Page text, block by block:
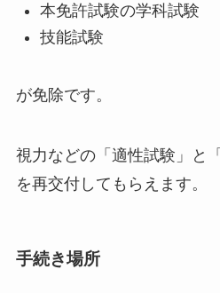
本免許試験の学科試験
技能試験
が免除です。
視力などの「適性試験」と
を再交付してもらえます。
手続き場所